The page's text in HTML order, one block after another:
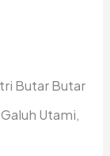
Butar Butar
Utami,